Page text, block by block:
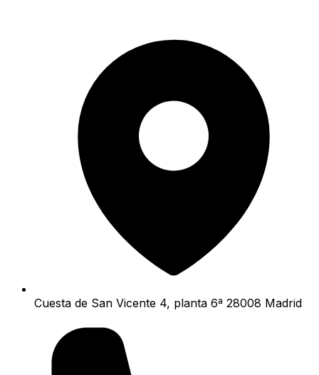
Cuesta de San Vicente 4, planta 6ª 28008 Madrid